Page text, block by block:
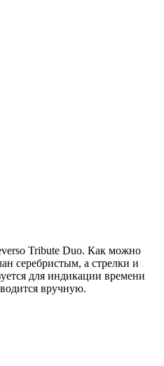
Tribute Duo. Как можно
серебристым, а стрелки и
для индикации времени
вручную.